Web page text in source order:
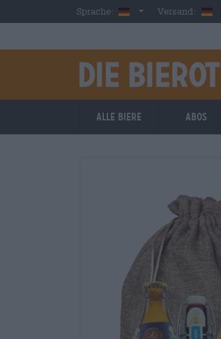
Skip to main contentSprache: GermanVersand:
Alle Biere Abos